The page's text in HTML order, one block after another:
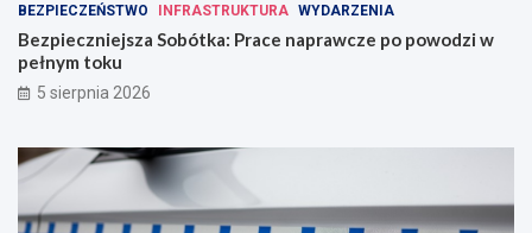
BEZPIECZEŃSTWO INFRASTRUKTURA WYDARZENIA
Bezpieczniejsza Sobótka: Prace naprawcze po powodzi w
pełnym toku
5 sierpnia 2026